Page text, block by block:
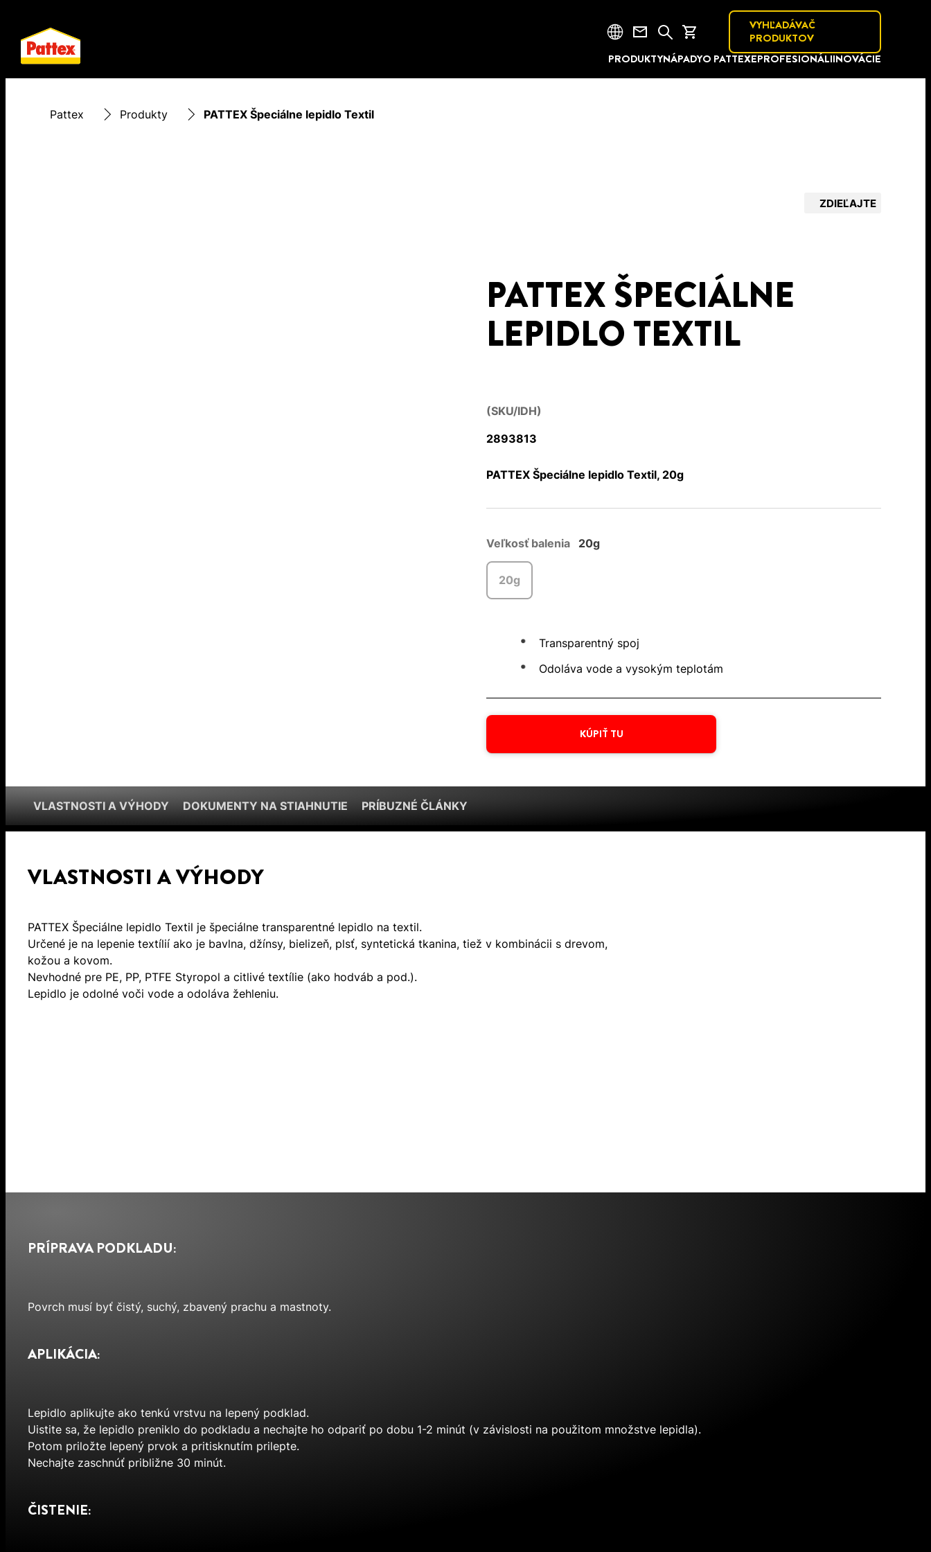
PRODUKTYNÁPADYO PATTEXEPROFESIONÁLIINOVÁCIE
VYHĽADÁVAČ
PRODUKTOV
Pattex Produkty PATTEX Špeciálne lepidlo Textil
ZDIEĽAJTE
PATTEX ŠPECIÁLNE
LEPIDLO TEXTIL
(SKU/IDH)
2893813
PATTEX Špeciálne lepidlo Textil, 20g
Veľkosť balenia 20g
20g
Transparentný spoj
Odoláva vode a vysokým teplotám
KÚPIŤ TU
VLASTNOSTI A VÝHODY DOKUMENTY NA STIAHNUTIE PRÍBUZNÉ ČLÁNKY
VLASTNOSTI A VÝHODY
PATTEX Špeciálne lepidlo Textil je špeciálne transparentné lepidlo na textil.
Určené je na lepenie textílií ako je bavlna, džínsy, bielizeň, plsť, syntetická tkanina, tiež v kombinácii s drevom,
kožou a kovom.
Nevhodné pre PE, PP, PTFE Styropol a citlivé textílie (ako hodváb a pod.).
Lepidlo je odolné voči vode a odoláva žehleniu.
PRÍPRAVA PODKLADU:
Povrch musí byť čistý, suchý, zbavený prachu a mastnoty.
APLIKÁCIA:
Lepidlo aplikujte ako tenkú vrstvu na lepený podklad.
Uistite sa, že lepidlo preniklo do podkladu a nechajte ho odpariť po dobu 1-2 minút (v závislosti na použitom množstve lepidla).
Potom priložte lepený prvok a pritisknutím prilepte.
Nechajte zaschnúť približne 30 minút.
ČISTENIE: